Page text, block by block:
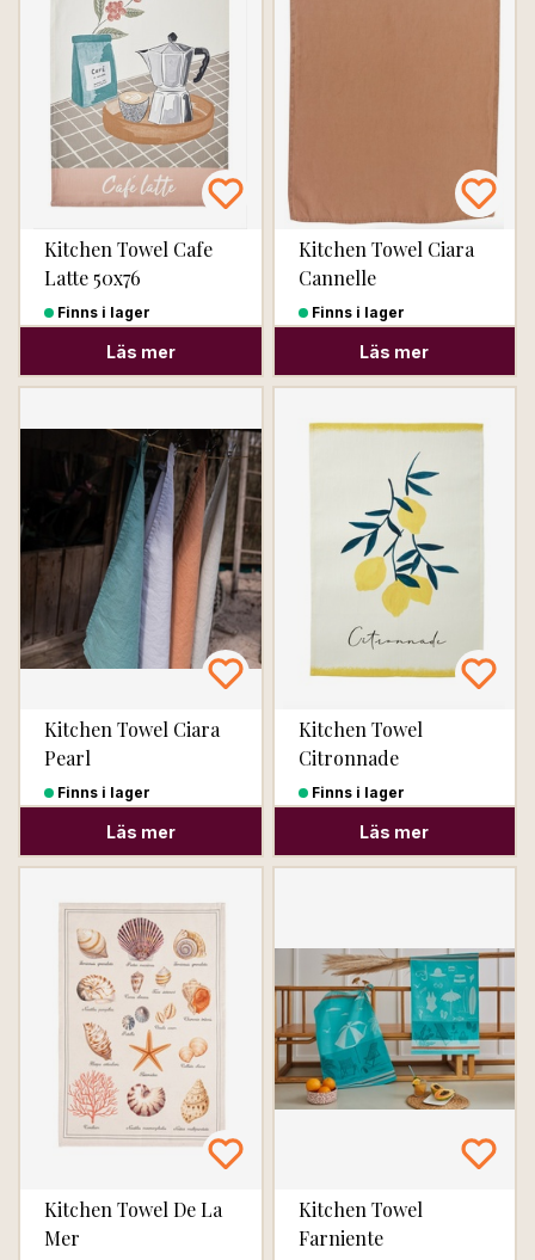
Kitchen Towel Cafe
Latte 50x76
Finns i lager
Läs mer
Kitchen Towel Ciara
Cannelle
Finns i lager
Läs mer
Kitchen Towel Ciara
Pearl
Finns i lager
Läs mer
Kitchen Towel
Citronnade
Finns i lager
Läs mer
Kitchen Towel De La
Mer
Kitchen Towel
Farniente